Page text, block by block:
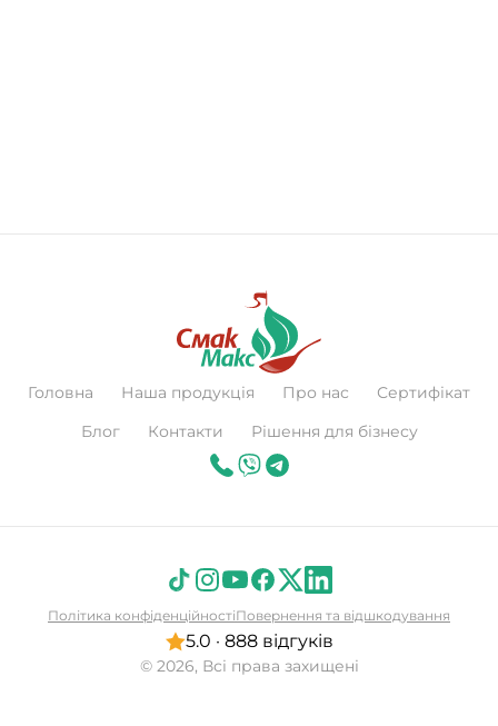
Головна Наша продукція Про нас
Сертифікат
Блог
Контакти Рішення для бізнесу
© 2026, Всі права захищені
5.0 · 888 відгуків
Політика конфіденційностіПовернення та відшкодування